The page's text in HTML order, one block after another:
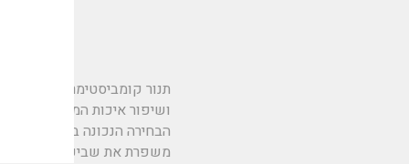
תנור קומביסטימר מהווה
ושיפור איכות המזון.
הבחירה הנכונה בתנור
משפרת את שביעות רצון